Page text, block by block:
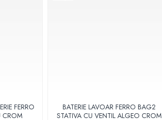
FERRO
CROM
BATERIE LAVOAR FERRO BAG2
STATIVA CU VENTIL ALGEO CROM